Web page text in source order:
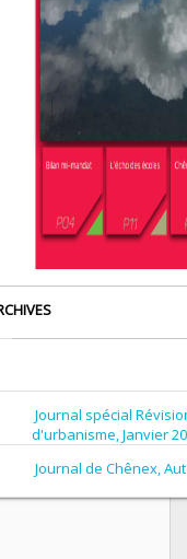
Journal spécial
d'urbanisme, Janvier
Journal de Chênex,